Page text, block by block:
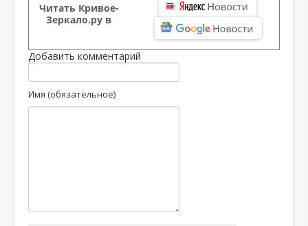
Читать Кривое-
Зеркало.ру в
Добавить комментарий
Имя (обязательное)